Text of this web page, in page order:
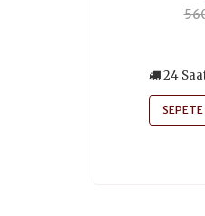
24
SEPETE